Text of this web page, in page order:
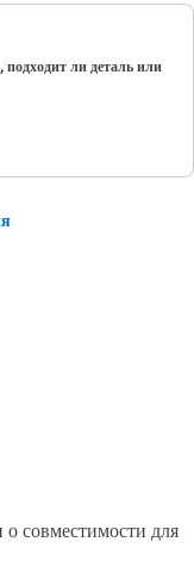
подходит ли деталь или
совместимости для